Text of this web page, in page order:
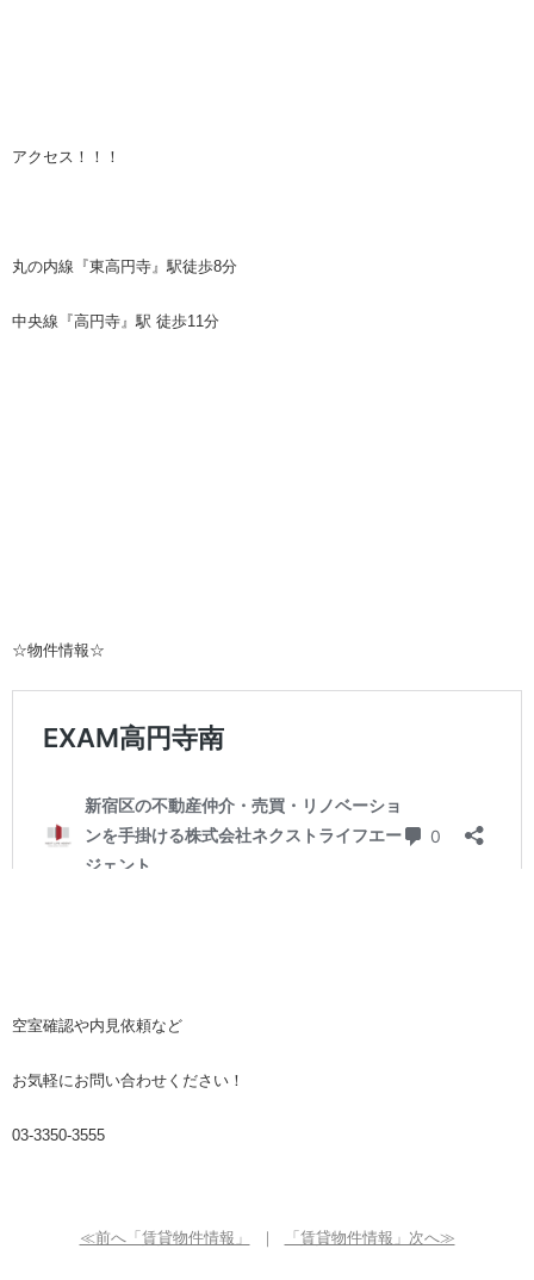
アクセス！！！
丸の内線『東高円寺』駅徒歩8分
中央線『高円寺』駅 徒歩11分
☆物件情報☆
空室確認や内見依頼など
お気軽にお問い合わせください！
03-3350-3555
≪前へ「賃貸物件情報」 ｜ 「賃貸物件情報」次へ≫